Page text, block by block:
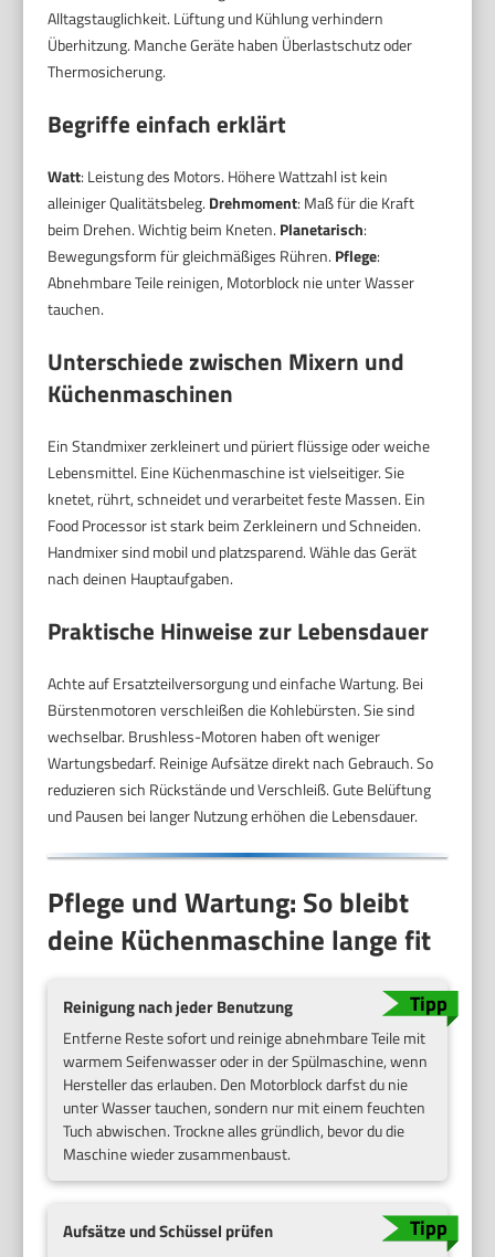
Alltagstauglichkeit. Lüftung und Kühlung verhindern
Überhitzung. Manche Geräte haben Überlastschutz oder
Thermosicherung.
Begriffe einfach erklärt
Watt: Leistung des Motors. Höhere Wattzahl ist kein
alleiniger Qualitätsbeleg. Drehmoment: Maß für die Kraft
beim Drehen. Wichtig beim Kneten. Planetarisch:
Bewegungsform für gleichmäßiges Rühren. Pflege:
Abnehmbare Teile reinigen, Motorblock nie unter Wasser
tauchen.
Unterschiede zwischen Mixern und
Küchenmaschinen
Ein Standmixer zerkleinert und püriert flüssige oder weiche
Lebensmittel. Eine Küchenmaschine ist vielseitiger. Sie
knetet, rührt, schneidet und verarbeitet feste Massen. Ein
Food Processor ist stark beim Zerkleinern und Schneiden.
Handmixer sind mobil und platzsparend. Wähle das Gerät
nach deinen Hauptaufgaben.
Praktische Hinweise zur Lebensdauer
Achte auf Ersatzteilversorgung und einfache Wartung. Bei
Bürstenmotoren verschleißen die Kohlebürsten. Sie sind
wechselbar. Brushless-Motoren haben oft weniger
Wartungsbedarf. Reinige Aufsätze direkt nach Gebrauch. So
reduzieren sich Rückstände und Verschleiß. Gute Belüftung
und Pausen bei langer Nutzung erhöhen die Lebensdauer.
Pflege und Wartung: So bleibt
deine Küchenmaschine lange fit
Reinigung nach jeder Benutzung
Entferne Reste sofort und reinige abnehmbare Teile mit
warmem Seifenwasser oder in der Spülmaschine, wenn
Hersteller das erlauben. Den Motorblock darfst du nie
unter Wasser tauchen, sondern nur mit einem feuchten
Tuch abwischen. Trockne alles gründlich, bevor du die
Maschine wieder zusammenbaust.
Aufsätze und Schüssel prüfen